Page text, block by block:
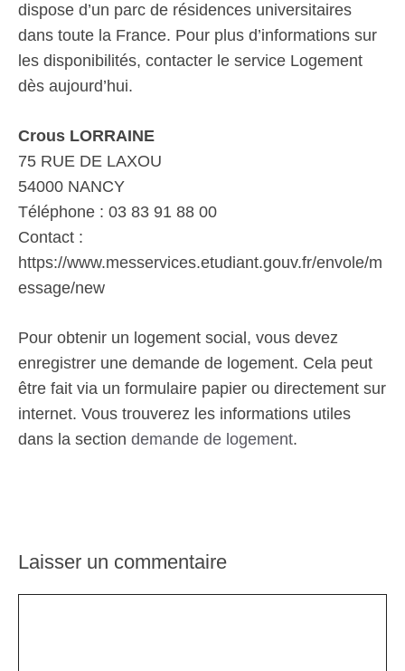
dispose d’un parc de résidences universitaires
dans toute la France. Pour plus d’informations sur
les disponibilités, contacter le service Logement
dès aujourd’hui.
Crous LORRAINE
75 RUE DE LAXOU
54000 NANCY
Téléphone : 03 83 91 88 00
Contact :
https://www.messervices.etudiant.gouv.fr/envole/m
essage/new
Pour obtenir un logement social, vous devez
enregistrer une demande de logement. Cela peut
être fait via un formulaire papier ou directement sur
internet. Vous trouverez les informations utiles
dans la section demande de logement.
Laisser un commentaire